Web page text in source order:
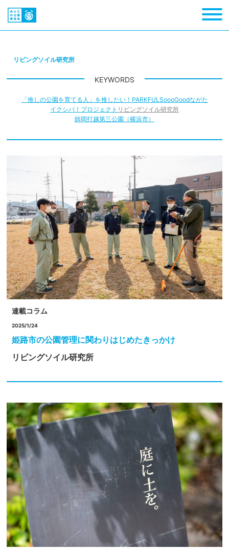
リビングソイル研究所
KEYWORDS
「推しの公園を育てる人」を推したい！ PARKFULSoooGoodながた
イクシバ！プロジェクト リビングソイル研究所
師岡打越第三公園（横浜市）
連載コラム
2025/1/24
姫路市の公園管理に関わりはじめたきっかけ
リビングソイル研究所